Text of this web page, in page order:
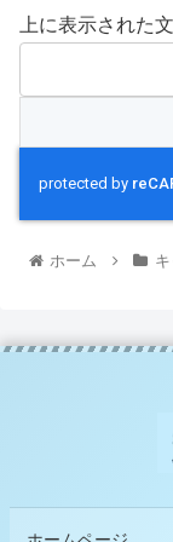
上に表示された
ホーム